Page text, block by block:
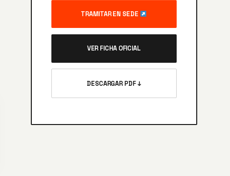
TRAMITAR EN SEDE
VER FICHA OFICIAL
DESCARGAR PDF ↓